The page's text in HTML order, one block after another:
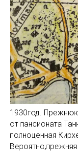
1930год.
от пансионата
полноценная